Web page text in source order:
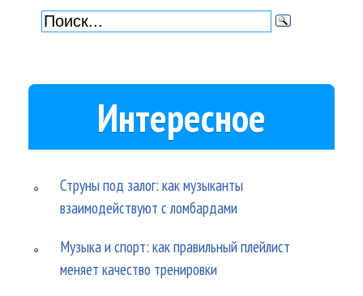
Интересное
Струны под залог: как музыканты
взаимодействуют с ломбардами
Музыка и спорт: как правильный плейлист
меняет качество тренировки